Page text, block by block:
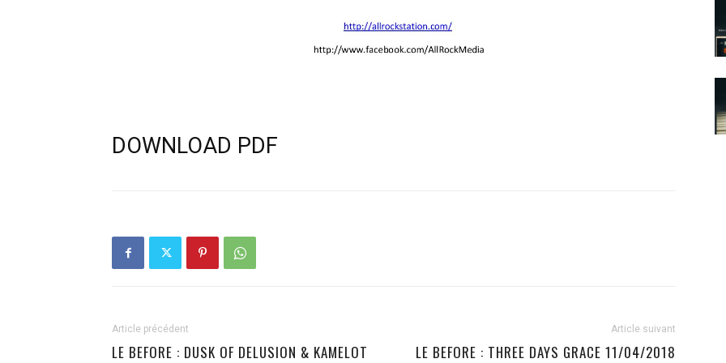
DOWNLOAD PDF
Article précédent
LE BEFORE : DUSK OF DELUSION & KAMELOT
Article suivant
LE BEFORE : THREE DAYS GRACE 11/04/2018